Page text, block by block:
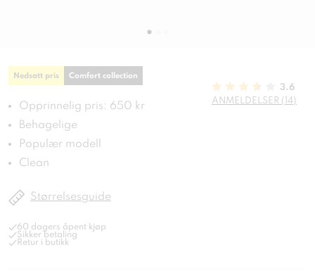
Nedsatt pris Comfort collection
Opprinnelig pris: 650 kr
Behagelige
Populær modell
Clean
3.6
ANMELDELSER (14)
Størrelsesguide
60 dagers åpent kjøp
Sikker betaling
Retur i butikk